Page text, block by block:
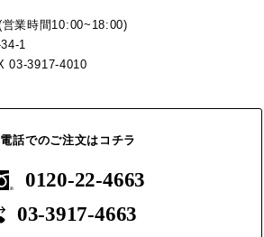
営業時間10:00~18:00)
34-1
03-3917-4010
話でのご注文はコチラ
0120-22-4663
03-3917-4663